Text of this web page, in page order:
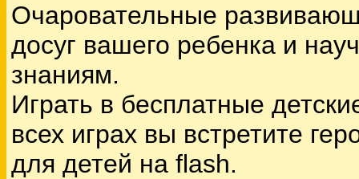
Очаровательные
досуг вашего ребенка и
знаниям.
Играть в бесплатные
всех играх вы встретите
для детей на flash.